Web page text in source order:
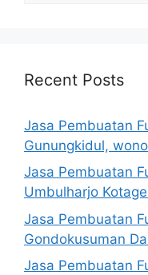
Recent Posts
Jasa Pembuatan
Gunungkidul,
Jasa Pembuatan
Umbulharjo
Jasa Pembuatan
Gondokusuman
Jasa Pembuatan